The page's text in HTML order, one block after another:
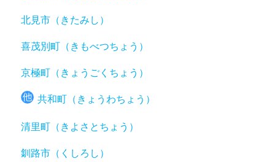
北見市（きたみし）
喜茂別町（きもべつちょう）
京極町（きょうごくちょう）
共和町（きょうわちょう）
清里町（きよさとちょう）
釧路市（くしろし）